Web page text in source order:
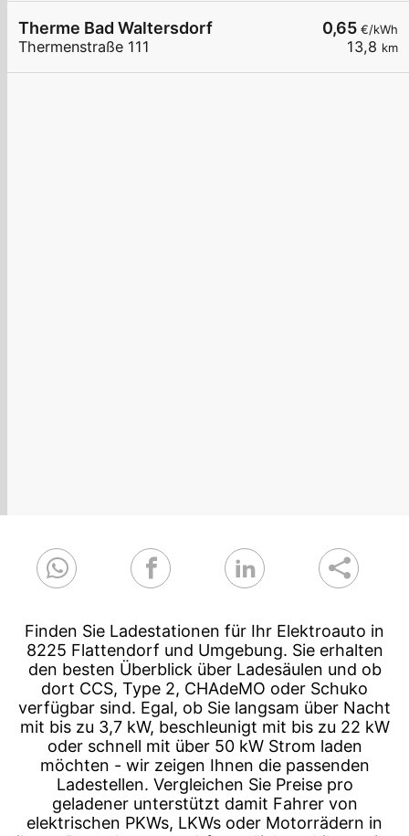
0,65 €/kWh
13,8 km
Therme Bad Waltersdorf
Thermenstraße 111
Finden Sie Ladestationen für Ihr Elektroauto in
8225 Flattendorf und Umgebung. Sie erhalten
den besten Überblick über Ladesäulen und ob
dort CCS, Type 2, CHAdeMO oder Schuko
verfügbar sind. Egal, ob Sie langsam über Nacht
mit bis zu 3,7 kW, beschleunigt mit bis zu 22 kW
oder schnell mit über 50 kW Strom laden
möchten - wir zeigen Ihnen die passenden
Ladestellen. Vergleichen Sie Preise pro
geladener unterstützt damit Fahrer von
elektrischen PKWs, LKWs oder Motorrädern in